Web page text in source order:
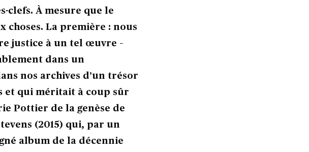
clefs. À mesure que le
choses. La première : nous
justice à un tel œuvre –
dans un
nos archives d’un trésor
et qui méritait à coup sûr
Pottier de la genèse de
(2015) qui, par un
album de la décennie